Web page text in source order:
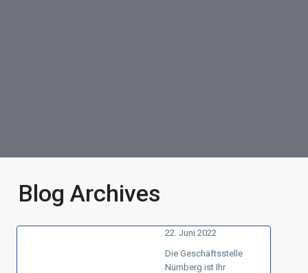
Blog Archives
22. Juni 2022
Die Geschäftsstelle
Nürnberg ist Ihr